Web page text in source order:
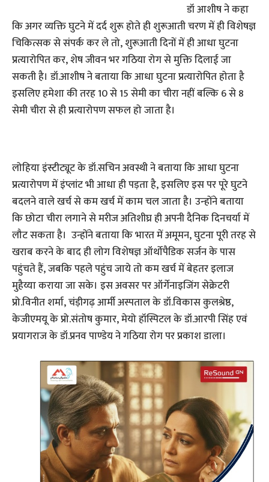
डॉ आशीष ने कहा
कि अगर व्यक्ति घुटने में दर्द शुरू होते ही शुरूआती चरण में ही विशेषज्ञ
चिकित्सक से संपर्क कर ले तो, शुरूआती दिनों में ही आधा घुटना
प्रत्यारोपित कर, शेष जीवन भर गठिया रोग से मुक्ति दिलाई जा
सकती है। डॉ.आशीष ने बताया कि आधा घुटना प्रत्यारोपित होता है
इसलिए हमेशा की तरह 10 से 15 सेमी का चीरा नहीं बल्कि 6 से 8
सेमी चीरा से ही प्रत्यारोपण सफल हो जाता है।
लोहिया इंस्टीट्यूट के डॉ.सचिन अवस्थी ने बताया कि आधा घुटना
प्रत्यारोपण में इंप्लांट भी आधा ही पड़ता है, इसलिए इस पर पूरे घुटने
बदलने वाले खर्च से कम खर्च में काम चल जाता है। उन्‍होंने बताया
कि छोटा चीरा लगाने से मरीज अतिशीघ्र ही अपनी दैनिक दिनचर्या में
लौट सकता है। उन्होंने बताया कि भारत में अमूमन, घुटना पूरी तरह से
खराब करने के बाद ही लोग विशेषज्ञ ऑर्थोपैडिक सर्जन के पास
पहुंचते हैं, जबकि पहले पहुंच जाये तो कम खर्च में बेहतर इलाज
मुहैय्या कराया जा सके। इस अवसर पर ऑर्गेनाइजिंग सेक्रेटरी
प्रो.विनीत शर्मा, चंड़ीगढ़ आर्मी अस्पताल के डॉ.विकास कुलश्रेष्ठ,
केजीएमयू के प्रो.संतोष कुमार, मेयो हॉस्पिटल के डॉ.आरपी सिंह एवं
प्रयागराज के डॉ.प्रनव पाण्डेय ने गठिया रोग पर प्रकाश डाला।